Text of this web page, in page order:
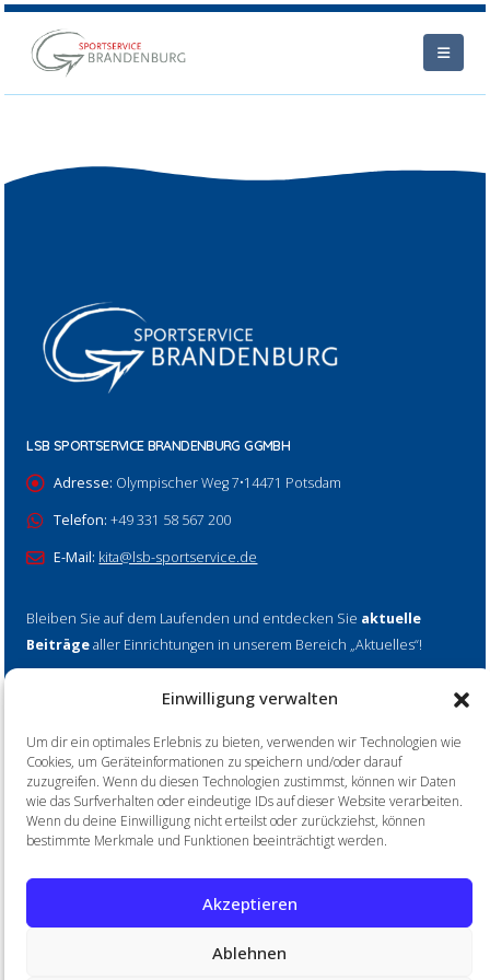
Einwilligung verwalten
Um dir ein optimales Erlebnis zu bieten, verwenden wir Technologien wie
Cookies, um Geräteinformationen zu speichern und/oder darauf
zuzugreifen. Wenn du diesen Technologien zustimmst, können wir Daten
wie das Surfverhalten oder eindeutige IDs auf dieser Website verarbeiten.
Wenn du deine Einwilligung nicht erteilst oder zurückziehst, können
bestimmte Merkmale und Funktionen beeinträchtigt werden.
Akzeptieren
Ablehnen
LSB SPORTSERVICE BRANDENBURG GGMBH
Adresse: Olympischer Weg 7•14471 Potsdam
Telefon: +49 331 58 567 200
E-Mail: kita@lsb-sportservice.de
Bleiben Sie auf dem Laufenden und entdecken Sie aktuelle
Beiträgealler Einrichtungen in unserem Bereich „Aktuelles“!
Mehr erfahren
Home Impressum Datenschutz
© 2026 LSB SportService Brandenburg gGmbH